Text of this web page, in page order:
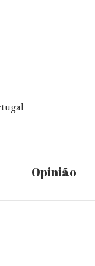
Opinião